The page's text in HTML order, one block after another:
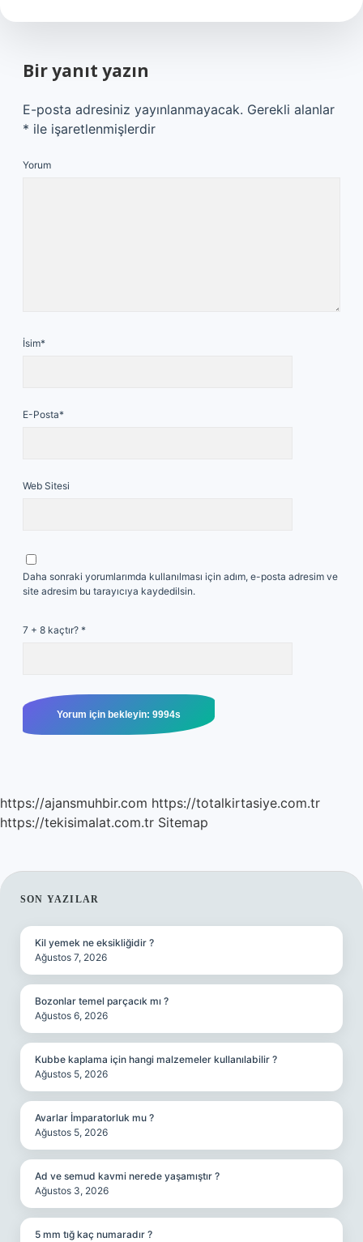
Bir yanıt yazın
E-posta adresiniz yayınlanmayacak. Gerekli alanlar
* ile işaretlenmişlerdir
Yorum
İsim*
E-Posta*
Web Sitesi
Daha sonraki yorumlarımda kullanılması için adım, e-posta adresim ve
site adresim bu tarayıcıya kaydedilsin.
7 + 8 kaçtır? *
https://ajansmuhbir.com https://totalkirtasiye.com.tr
https://tekisimalat.com.tr Sitemap
SIDEBAR
SON YAZILAR
Kil yemek ne eksikliğidir ?
Ağustos 7, 2026
Bozonlar temel parçacık mı ?
Ağustos 6, 2026
Kubbe kaplama için hangi malzemeler kullanılabilir ?
Ağustos 5, 2026
Avarlar İmparatorluk mu ?
Ağustos 5, 2026
Ad ve semud kavmi nerede yaşamıştır ?
Ağustos 3, 2026
5 mm tığ kaç numaradır ?